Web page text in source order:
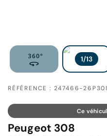
RÉFÉRENCE : 247466-
Ce
Peugeot 308